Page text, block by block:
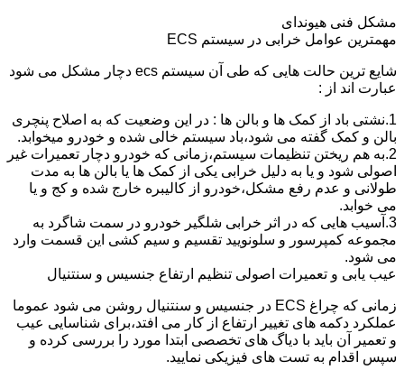
مشکل فنی هیوندای
مهمترین عوامل خرابی در سیستم ECS
شایع ترین حالت هایی که طی آن سیستم ecs دچار مشکل می شود
عبارت اند از :
1.نشتی باد از کمک ها و بالن ها : در این وضعیت که به اصلاح پنچری
بالن و کمک گفته می شود،باد سیستم خالی شده و خودرو میخوابد.
2.به هم ریختن تنظیمات سیستم،زمانی که خودرو دچار تعمیرات غیر
اصولی شود و یا به دلیل خرابی یکی از کمک ها یا بالن ها به مدت
طولانی و عدم رفع مشکل،خودرو از کالیبره خارج شده و کج و یا
می خوابد.
3.آسیب هایی که در اثر خرابی شلگیر خودرو در سمت شاگرد به
مجموعه کمپرسور و سلونویید تقسیم و سیم کشی این قسمت وارد
می شود.
عیب یابی و تعمیرات اصولی تنظیم ارتفاع جنسیس و سنتنیال
زمانی که چراغ ECS در جنسیس و سنتنیال روشن می شود عموما
عملکرد دکمه های تغییر ارتفاع از کار می افتد،برای شناسایی عیب
و تعمیر آن باید با دیاگ های تخصصی ابتدا مورد را بررسی کرده و
سپس اقدام به تست های فیزیکی نمایید.